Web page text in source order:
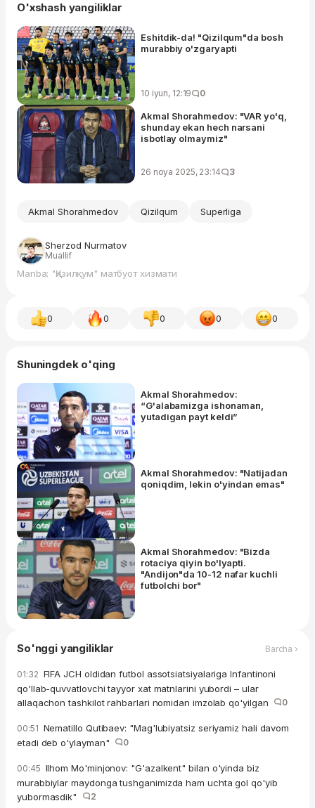
O'xshash yangiliklar
Eshitdik-da! "Qizilqum"da bosh
murabbiy o'zgaryapti
10 iyun, 12:19 0
Akmal Shorahmedov: "VAR yo'q,
shunday ekan hech narsani
isbotlay olmaymiz"
26 noya 2025, 23:14 3
Akmal Shorahmedov Qizilqum Superliga
Sherzod Nurmatov
Muallif
Manba: "Қизилқум" матбуот хизмати
0 0 0 0 0
Shuningdek o'qing
Akmal Shorahmedov:
“G'alabamizga ishonaman,
yutadigan payt keldi”
Akmal Shorahmedov: "Natijadan
qoniqdim, lekin o'yindan emas"
Akmal Shorahmedov: "Bizda
rotaciya qiyin bo'lyapti.
"Andijon"da 10-12 nafar kuchli
futbolchi bor"
So'nggi yangiliklar Barcha ›
01:32 FIFA JCH oldidan futbol assotsiatsiyalariga Infantinoni
qo'llab-quvvatlovchi tayyor xat matnlarini yubordi – ular
allaqachon tashkilot rahbarlari nomidan imzolab qo'yilgan
0
00:51 Nematillo Qutibaev: "Mag'lubiyatsiz seriyamiz hali davom
etadi deb o'ylayman"
0
00:45 Ilhom Mo'minjonov: "G'azalkent" bilan o'yinda biz
murabbiylar maydonga tushganimizda ham uchta gol qo'yib
yubormasdik"
2